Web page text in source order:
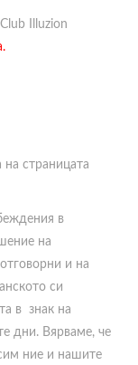
Illuzion
на страницата
в
на
и на
си
в знак на
дни. Вярваме, че
ние и нашите